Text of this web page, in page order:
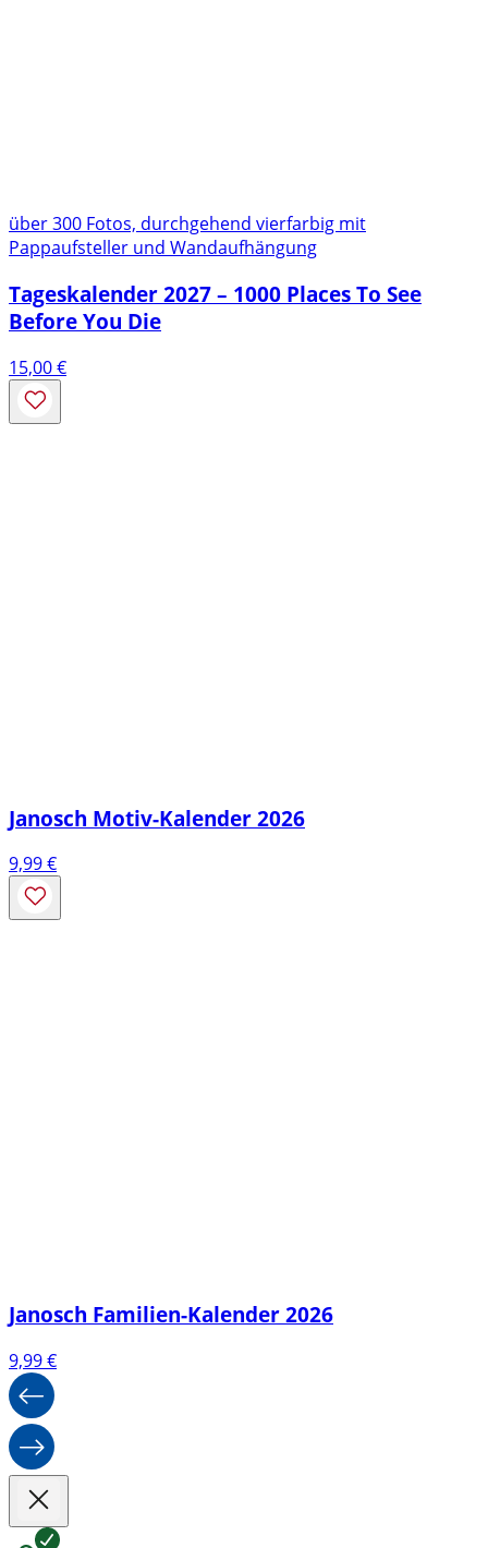
über 300 Fotos, durchgehend vierfarbig mit
Pappaufsteller und Wandaufhängung
Tageskalender 2027 – 1000 Places To See
Before You Die
15,00€
Janosch Motiv-Kalender 2026
9,99€
Janosch Familien-Kalender 2026
9,99€